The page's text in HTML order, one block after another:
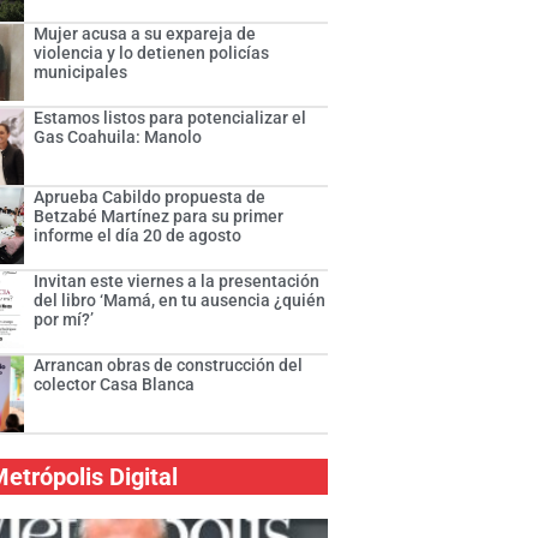
Mujer acusa a su expareja de
violencia y lo detienen policías
municipales
Estamos listos para potencializar el
Gas Coahuila: Manolo
Aprueba Cabildo propuesta de
Betzabé Martínez para su primer
informe el día 20 de agosto
Invitan este viernes a la presentación
del libro ‘Mamá, en tu ausencia ¿quién
por mí?’
Arrancan obras de construcción del
colector Casa Blanca
Digital